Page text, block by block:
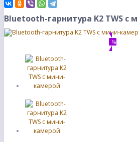
Bluetooth-гарнитура K2 TWS с
%